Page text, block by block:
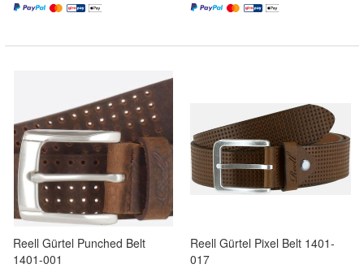
Reell Gürtel Punched Belt
1401-001
Reell Gürtel Pixel Belt 1401-
017